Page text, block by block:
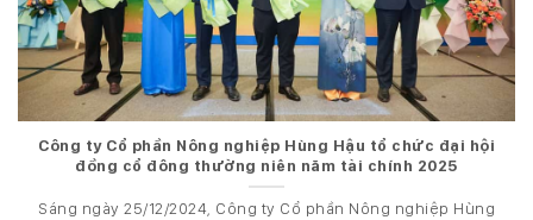
Công ty Cổ phần Nông nghiệp Hùng Hậu tổ chức đại hội
đồng cổ đông thường niên năm tài chính 2025
Sáng ngày 25/12/2024, Công ty Cổ phần Nông nghiệp Hùng